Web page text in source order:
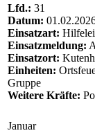
Lfd.: 31
Datum:
Einsatzart:
Einsatzmeldung:
Einsatzort:
Einheiten:
Gruppe
Weitere Kräfte:
Januar